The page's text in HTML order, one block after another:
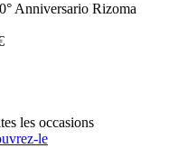
Anniversario Rizoma
les occasions
le